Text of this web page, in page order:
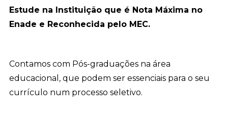
Estude na Instituição que é Nota Máxima no
Enade e Reconhecida pelo MEC.
Contamos com Pós-graduações na área
educacional, que podem ser essenciais para o seu
currículo num processo seletivo.